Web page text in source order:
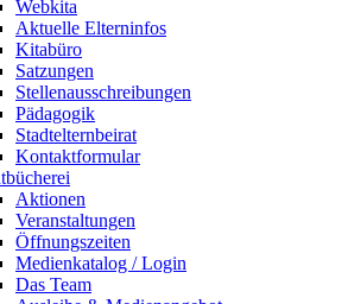
Webkita
Aktuelle Elterninfos
Kitabüro
Satzungen
Stellenausschreibungen
Pädagogik
Stadtelternbeirat
Kontaktformular
Aktionen
Veranstaltungen
Öffnungszeiten
Medienkatalog / Login
Das Team